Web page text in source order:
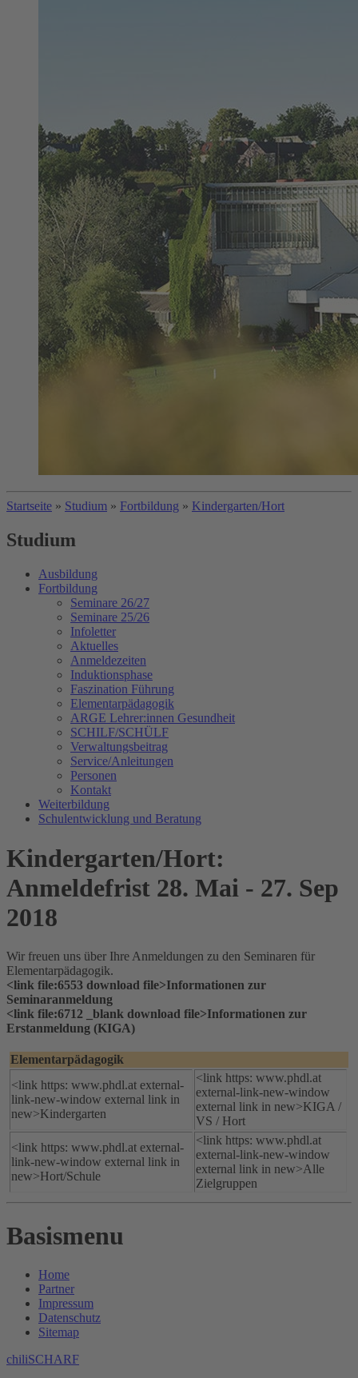
Startseite » Studium » Fortbildung » Kindergarten/Hort
Studium
Ausbildung
Fortbildung
Seminare 26/27
Seminare 25/26
Infoletter
Aktuelles
Anmeldezeiten
Induktionsphase
Faszination Führung
Elementarpädagogik
ARGE Lehrer:innen Gesundheit
SCHILF/SCHÜLF
Verwaltungsbeitrag
Service/Anleitungen
Personen
Kontakt
Weiterbildung
Schulentwicklung und Beratung
Kindergarten/Hort:
Anmeldefrist 28. Mai - 27. Sep
2018
Wir freuen uns über Ihre Anmeldungen zu den Seminaren für
Elementarpädagogik.
<link file:6553 download file>Informationen zur
Seminaranmeldung
<link file:6712 _blank download file>Informationen zur
Erstanmeldung (KIGA)
Elementarpädagogik
<link https: www.phdl.at external-
link-new-window external link in
new>Kindergarten
<link https: www.phdl.at
external-link-new-window
external link in new>KIGA /
VS / Hort
<link https: www.phdl.at external-
link-new-window external link in
new>Hort/Schule
<link https: www.phdl.at
external-link-new-window
external link in new>Alle
Zielgruppen
Basismenu
Home
Partner
Impressum
Datenschutz
Sitemap
chiliSCHARF